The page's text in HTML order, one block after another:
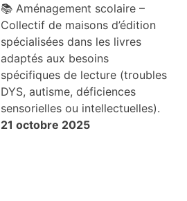
📚 Aménagement scolaire –
Collectif de maisons d’édition
spécialisées dans les livres
adaptés aux besoins
spécifiques de lecture (troubles
DYS, autisme, déficiences
sensorielles ou intellectuelles).
21 octobre 2025